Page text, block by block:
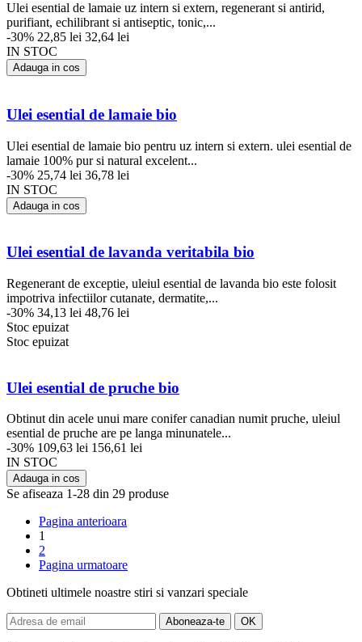
Ulei esential de lamaie uz intern si extern, regenerant si antirid,
purifiant, echilibrant si antiseptic, tonic,...
-30% 22,85 lei 32,64 lei
IN STOC
Adauga in cos
Ulei esential de lamaie bio
Ulei esential de lamaie bio pentru uz intern si extern. ulei esential de
lamaie 100% pur si natural excelent...
-30% 25,74 lei 36,78 lei
IN STOC
Adauga in cos
Ulei esential de lavanda veritabila bio
Regenerant de exceptie, uleiul esential de lavanda bio este folosit
impotriva infectiilor cutanate, dermatite,...
-30% 34,13 lei 48,76 lei
Stoc epuizat
Stoc epuizat
Ulei esential de pruche bio
Obtinut din acele unui mare conifer canadian numit pruche, uleiul
esential de pruche are pe langa minunatele...
-30% 109,63 lei 156,61 lei
IN STOC
Adauga in cos
Se afiseaza 1-28 din 29 produse
Pagina anterioara
1
2
Pagina urmatoare
Obtineti ultimele noastre stiri si vanzari speciale